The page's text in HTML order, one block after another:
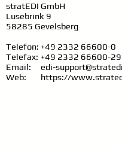
stratEDI GmbH
Lusebrink 9
58285 Gevelsberg
Telefon: +49 2332 66600-0
Telefax: +49 2332 66600-29
Email:
edi-
Web:
https://